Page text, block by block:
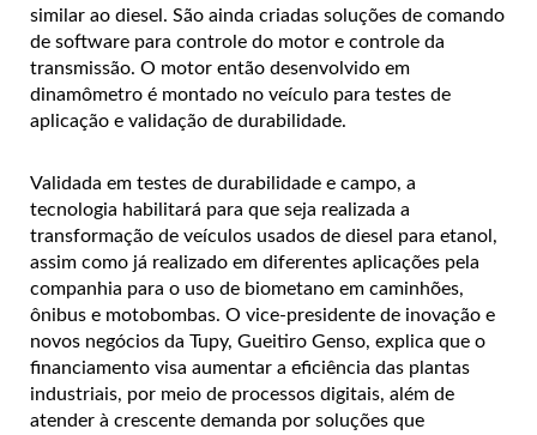
similar ao diesel. São ainda criadas soluções de comando
de software para controle do motor e controle da
transmissão. O motor então desenvolvido em
dinamômetro é montado no veículo para testes de
aplicação e validação de durabilidade.
Validada em testes de durabilidade e campo, a
tecnologia habilitará para que seja realizada a
transformação de veículos usados de diesel para etanol,
assim como já realizado em diferentes aplicações pela
companhia para o uso de biometano em caminhões,
ônibus e motobombas. O vice-presidente de inovação e
novos negócios da Tupy, Gueitiro Genso, explica que o
financiamento visa aumentar a eficiência das plantas
industriais, por meio de processos digitais, além de
atender à crescente demanda por soluções que